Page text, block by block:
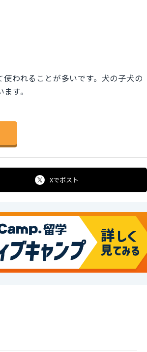
われることが多いです。犬の子犬の
す。
Xでポスト